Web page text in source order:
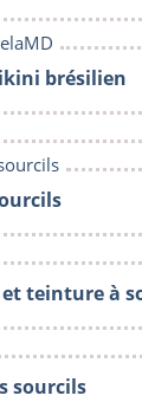
brésilien
et teinture à
sourcils